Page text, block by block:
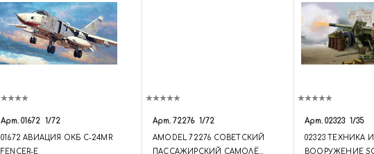
Арт. 01672 1/72
01672 АВИАЦИЯ ОКБ С-24MR
FENCER-E
Арт. 72276 1/72
AMODEL 72276 СОВЕТСКИЙ
ПАССАЖИРСКИЙ САМОЛЁТ
Арт. 02323 1/35
02323 ТЕХНИКА И
ВООРУЖЕНИЕ